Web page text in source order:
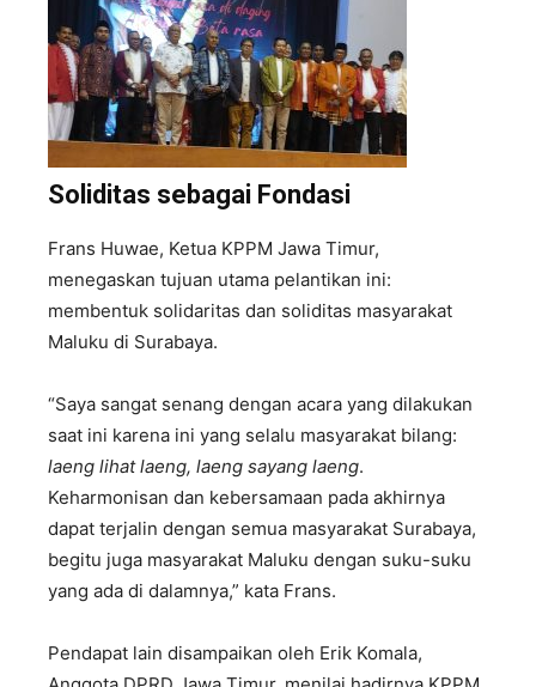
Soliditas sebagai Fondasi
Frans Huwae, Ketua KPPM Jawa Timur,
menegaskan tujuan utama pelantikan ini:
membentuk solidaritas dan soliditas masyarakat
Maluku di Surabaya.
“Saya sangat senang dengan acara yang dilakukan
saat ini karena ini yang selalu masyarakat bilang:
laeng lihat laeng, laeng sayang laeng.
Keharmonisan dan kebersamaan pada akhirnya
dapat terjalin dengan semua masyarakat Surabaya,
begitu juga masyarakat Maluku dengan suku-suku
yang ada di dalamnya,” kata Frans.
Pendapat lain disampaikan oleh Erik Komala,